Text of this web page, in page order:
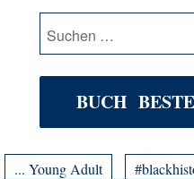
Suche
nach:
BUCH
... Young Adult